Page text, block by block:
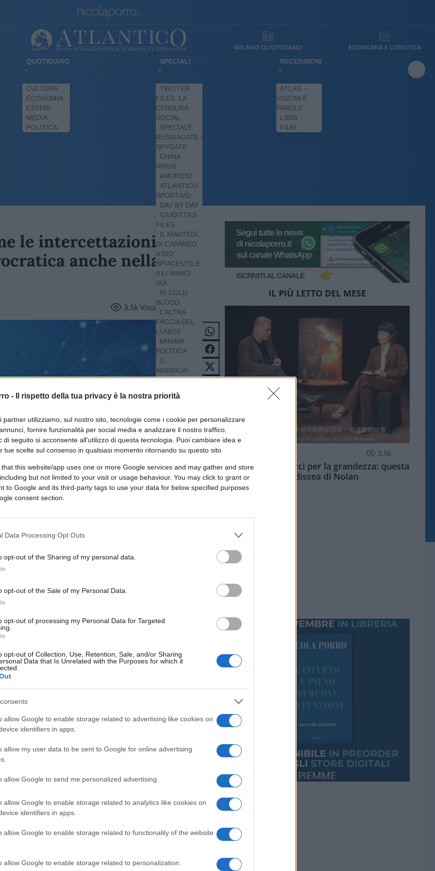
- Il rispetto della tua privacy è la nostra priorità
partner utilizziamo, sul nostro sito, tecnologie come i cookie per personalizzare
fornire funzionalità per social media e analizzare il nostro traffico.
di seguito si acconsente all'utilizzo di questa tecnologia. Puoi cambiare idea e
tue scelte sul consenso in qualsiasi momento ritornando su questo sito
that this website/app uses one or more Google services and may gather and store
but not limited to your visit or usage behaviour. You may click to grant or
to Google and its third-party tags to use your data for below specified purposes
consent section.
Data Processing Opt Outs
opt-out of the Sharing of my personal data.
opt-out of the Sale of my Personal Data.
opt-out of processing my Personal Data for Targeted
opt-out of Collection, Use, Retention, Sale, and/or Sharing
Data that Is Unrelated with the Purposes for which it
allow Google to enable storage related to advertising like cookies on
identifiers in apps.
allow my user data to be sent to Google for online advertising
allow Google to send me personalized advertising.
allow Google to enable storage related to analytics like cookies on
identifiers in apps.
allow Google to enable storage related to functionality of the website
allow Google to enable storage related to personalization.
MILANO QUOTIDIANO ECONOMIA E LOGISTICA
QUOTIDIANO
CULTURA
ECONOMIA
ESTERI
MEDIA
POLITICA
SPECIALI
TWITTER
FILES: LA
CENSURA
SOCIAL
SPECIALE
RUSSIAGATE /
SPYGATE
CHINA
VIRUS
#MURO30
ATLANTICO
SPORTIVO
DAY BY DAY
GIUDITTA’S
FILES
IL MARTEDÌ
DI CAPANEO,
A DIO
SPIACENTE E
A LI NIMICI
SUI
IN COLD
BLOOD
L’ALTRA
FACCIA DEL
LUNEDÌ
MINIMA
POLITICA
O,
AMERICA!
POLITICS
THATCHER
RECENSIONI
ATLAS –
VISIONI E
PAROLE
LIBRI
FILM
le intercettazioni:
anche nella
3.5k Visualizzazioni
magistrati che per trovare un reato fanno
dei numerosi medici contrari alle
che chiede di rimanere nell’anonimato
chi comanda la sanità non la pensa
ha apprezzato l’utilizzo nella
rintracciare i membri contagiati di una
solo assistendo a uno spreco di
che la Corte dei Conti non ha mai
, nonostante le evidenti gestioni
costano, e quando vediamo che si
per tutta la classe medica. Ci
tale dissipazione dei soldi di tutti noi
contagiato, con una strategia mirata.
come quei magistrati che per trovare
telefoniche e ambientali, di
Facendo perdere tempo a centinaia di
dall’accusa, ingiusta, di ‘contagio’
negativo: si parte dal primo esame,
IL PIÙ LETTO DEL MESE
3.5k
Dobbiamo scusarci per la grandezza: questa
è l'Odissea di Nolan